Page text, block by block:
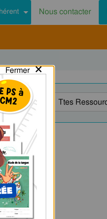
Nous contacter
Fermer×